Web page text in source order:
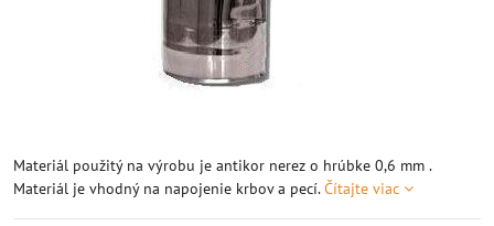
Materiál použitý na výrobu je antikor nerez o hrúbke 0,6 mm .
Materiál je vhodný na napojenie krbov a pecí.Čítajte viac